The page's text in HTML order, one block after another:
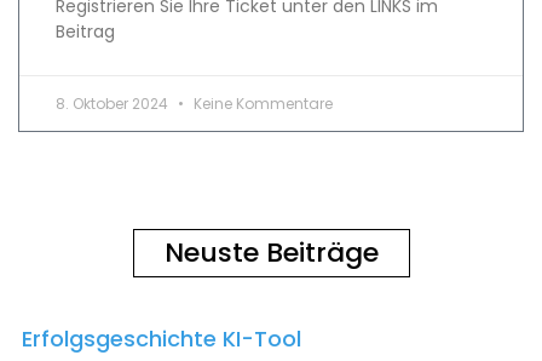
Registrieren Sie Ihre Ticket unter den LINKS im
Beitrag
8. Oktober 2024 Keine Kommentare
Neuste Beiträge
Erfolgsgeschichte KI-Tool